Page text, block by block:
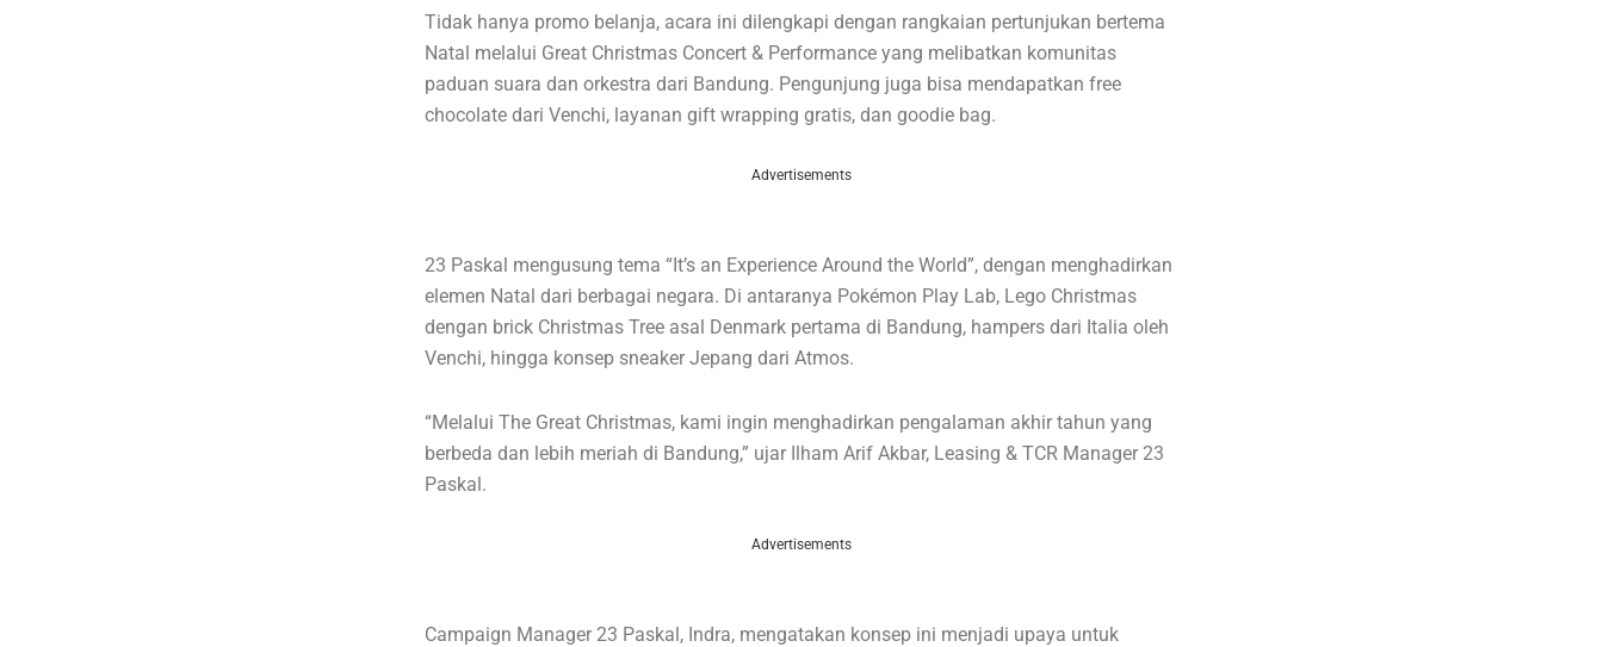
Tidak hanya promo belanja, acara ini dilengkapi dengan rangkaian pertunjukan bertema
Natal melalui Great Christmas Concert & Performance yang melibatkan komunitas
paduan suara dan orkestra dari Bandung. Pengunjung juga bisa mendapatkan free
chocolate dari Venchi, layanan gift wrapping gratis, dan goodie bag.
Advertisements
23 Paskal mengusung tema “It’s an Experience Around the World”, dengan menghadirkan
elemen Natal dari berbagai negara. Di antaranya Pokémon Play Lab, Lego Christmas
dengan brick Christmas Tree asal Denmark pertama di Bandung, hampers dari Italia oleh
Venchi, hingga konsep sneaker Jepang dari Atmos.
“Melalui The Great Christmas, kami ingin menghadirkan pengalaman akhir tahun yang
berbeda dan lebih meriah di Bandung,” ujar Ilham Arif Akbar, Leasing & TCR Manager 23
Paskal.
Advertisements
Campaign Manager 23 Paskal, Indra, mengatakan konsep ini menjadi upaya untuk